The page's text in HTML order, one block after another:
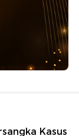
Kasus